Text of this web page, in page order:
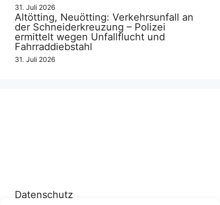
31. Juli 2026
Altötting, Neuötting: Verkehrsunfall an
der Schneiderkreuzung – Polizei
ermittelt wegen Unfallflucht und
Fahrraddiebstahl
31. Juli 2026
Datenschutz